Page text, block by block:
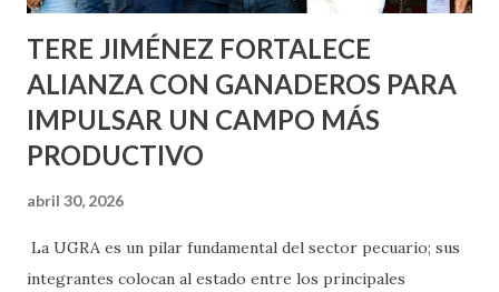
TERE JIMÉNEZ FORTALECE
ALIANZA CON GANADEROS PARA
IMPULSAR UN CAMPO MÁS
PRODUCTIVO
abril 30, 2026
La UGRA es un pilar fundamental del sector pecuario; sus
integrantes colocan al estado entre los principales